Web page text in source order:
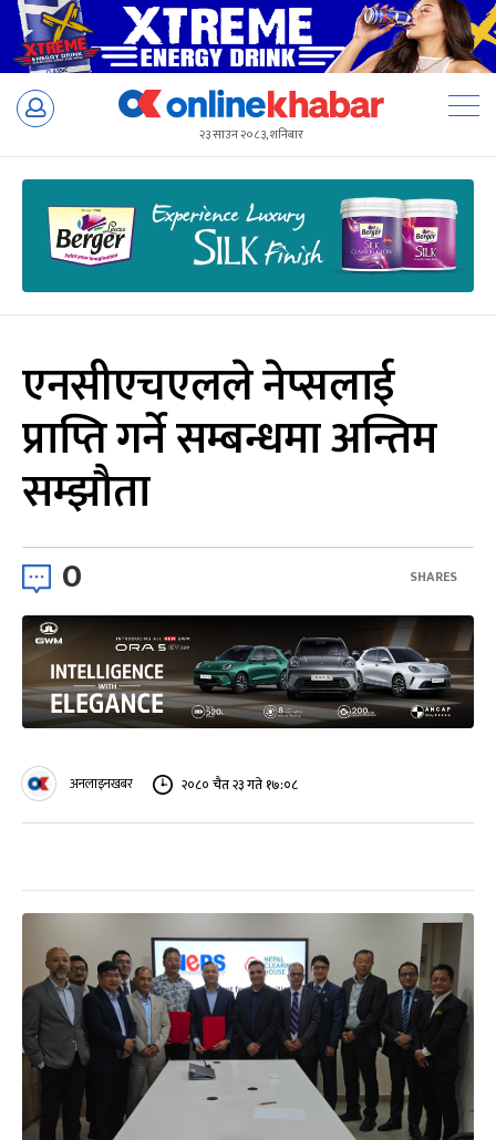
Skip
२३ साउन २०८३, शनिबार
एनसीएचएलले नेप्सलाई
प्राप्ति गर्ने सम्बन्धमा अन्तिम
सम्झौता
0 SHARES
अनलाइनखबर २०८० चैत २३ गते १७:०८